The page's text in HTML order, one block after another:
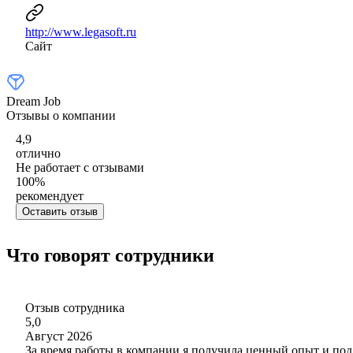
http://www.legasoft.ru
Сайт
Dream Job
Отзывы о компании
4,9
отлично
Не работает с отзывами
100%
рекомендует
Оставить отзыв
Что говорят сотрудники
Отзыв сотрудника
5,0
Август 2026
За время работы в компании я получила ценный опыт и